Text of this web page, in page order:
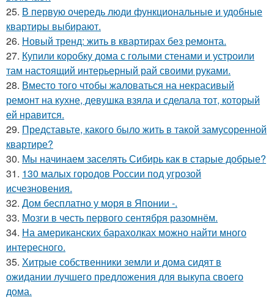
25. В первую очередь люди функциональные и удобные
квартиры выбирают.
26. Новый тренд: жить в квартирах без ремонта.
27. Купили коробку дома с голыми стенами и устроили
там настоящий интерьерный рай своими руками.
28. Вместо того чтобы жаловаться на некрасивый
ремонт на кухне, девушка взяла и сделала тот, который
ей нравится.
29. Представьте, какого было жить в такой замусоренной
квартире?
30. Мы начинаем заселять Сибирь как в старые добрые?
31. 130 малых городов России под угрозой
исчезновения.
32. Дом бесплатно у моря в Японии -.
33. Мозги в честь первого сентября разомнём.
34. На американских барахолках можно найти много
интересного.
35. Хитрые собственники земли и дома сидят в
ожидании лучшего предложения для выкупа своего
дома.